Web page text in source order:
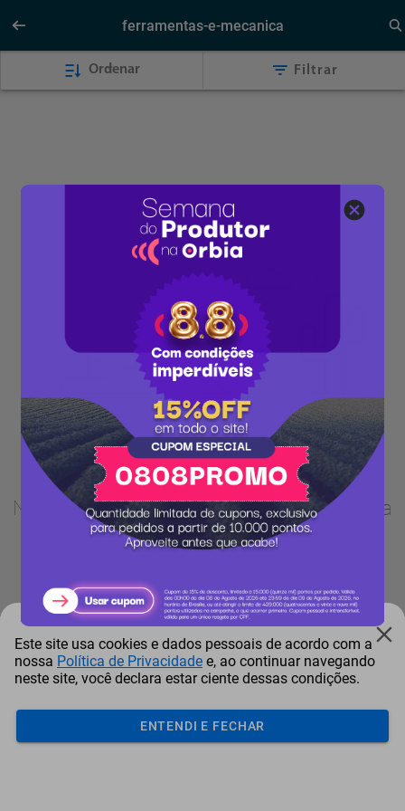
ferramentas-e-mecanica
Ordenar Filtrar
Não foram encontrados resultados para sua
busca.
Este site usa cookies e dados pessoais de acordo com a
nossa Política de Privacidade e, ao continuar navegando
neste site, você declara estar ciente dessas condições.
ENTENDI E FECHAR